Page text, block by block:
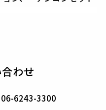
ョンにより構築された
計算、
す。
立てで清涼感に溢れ、
わせ
6243-3300